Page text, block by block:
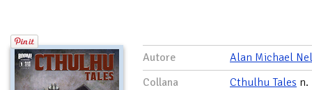
Autore
Alan Michael
Collana
Cthulhu Tales n.